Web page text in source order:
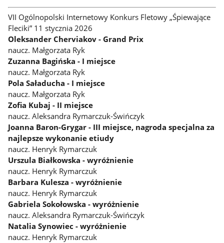
VII Ogólnopolski Internetowy Konkurs Fletowy „Śpiewające
Fleciki” 11 stycznia 2026
Oleksander Cherviakov - Grand Prix
naucz. Małgorzata Ryk
Zuzanna Bagińska - I miejsce
naucz. Małgorzata Ryk
Pola Saładucha - I miejsce
naucz. Małgorzata Ryk
Zofia Kubaj - II miejsce
naucz. Aleksandra Rymarczuk-Świńczyk
Joanna Baron-Grygar - III miejsce, nagroda specjalna za
najlepsze wykonanie etiudy
naucz. Henryk Rymarczuk
Urszula Białkowska - wyróżnienie
naucz. Henryk Rymarczuk
Barbara Kulesza - wyróżnienie
naucz. Henryk Rymarczuk
Gabriela Sokołowska - wyróżnienie
naucz. Aleksandra Rymarczuk-Świńczyk
Natalia Synowiec - wyróżnienie
naucz. Henryk Rymarczuk